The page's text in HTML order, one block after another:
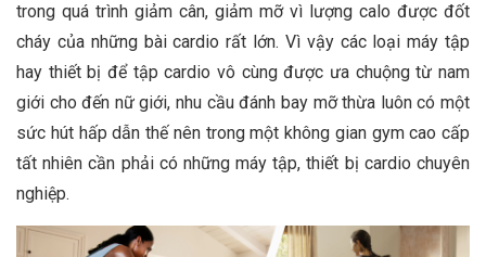
trong quá trình giảm cân, giảm mỡ vì lượng calo được đốt
cháy của những bài cardio rất lớn. Vì vậy các loại máy tập
hay thiết bị để tập cardio vô cùng được ưa chuộng từ nam
giới cho đến nữ giới, nhu cầu đánh bay mỡ thừa luôn có một
sức hút hấp dẫn thế nên trong một không gian gym cao cấp
tất nhiên cần phải có những máy tập, thiết bị cardio chuyên
nghiệp.